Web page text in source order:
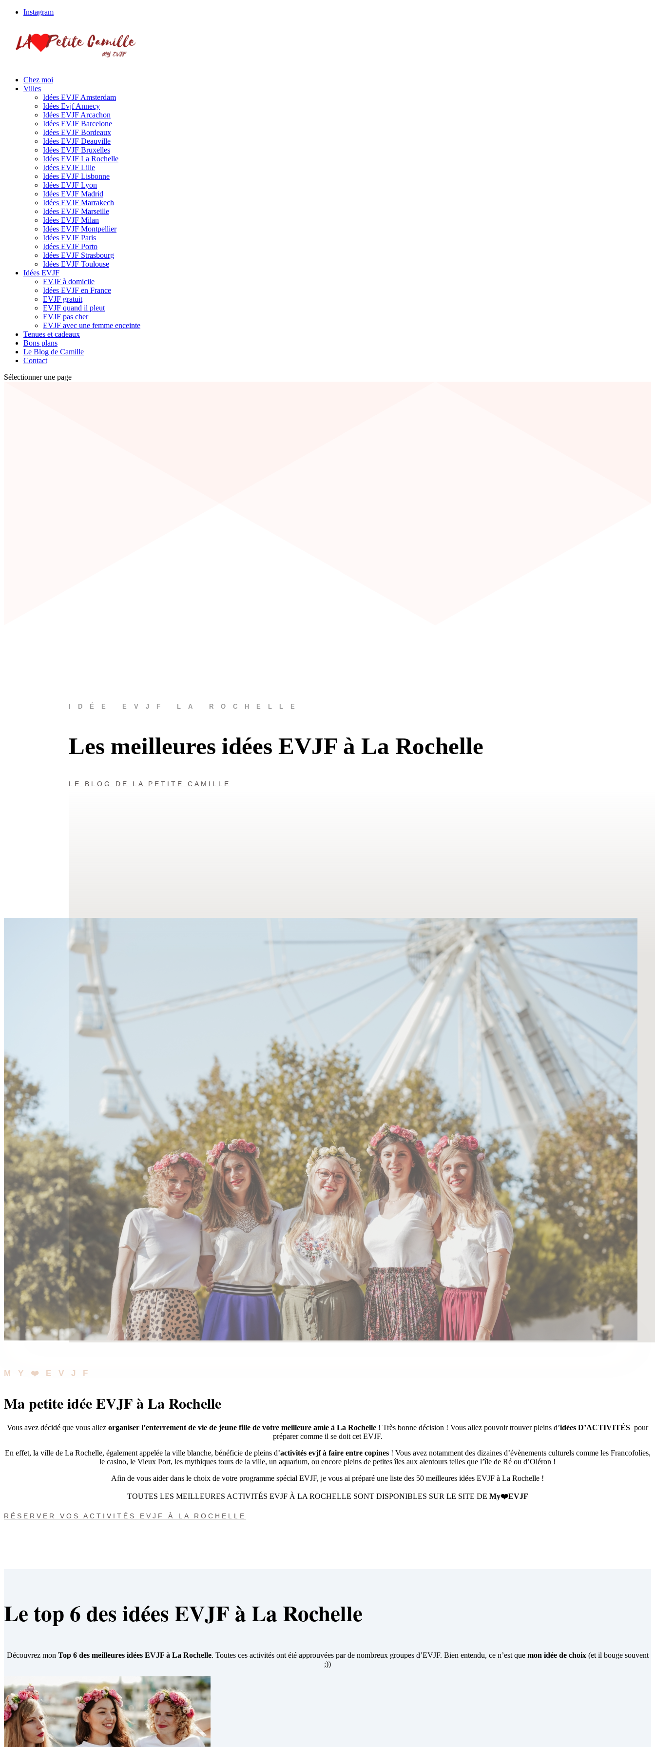
Instagram
Chez moi
Villes
Idées EVJF Amsterdam
Idées Evjf Annecy
Idées EVJF Arcachon
Idées EVJF Barcelone
Idées EVJF Bordeaux
Idées EVJF Deauville
Idées EVJF Bruxelles
Idées EVJF La Rochelle
Idées EVJF Lille
Idées EVJF Lisbonne
Idées EVJF Lyon
Idées EVJF Madrid
Idées EVJF Marrakech
Idées EVJF Marseille
Idées EVJF Milan
Idées EVJF Montpellier
Idées EVJF Paris
Idées EVJF Porto
Idées EVJF Strasbourg
Idées EVJF Toulouse
Idées EVJF
EVJF à domicile
Idées EVJF en France
EVJF gratuit
EVJF quand il pleut
EVJF pas cher
EVJF avec une femme enceinte
Tenues et cadeaux
Bons plans
Le Blog de Camille
Contact
Sélectionner une page
IDÉE EVJF LA ROCHELLE
Les meilleures idées EVJF à La Rochelle
LE BLOG DE LA PETITE CAMILLE
MY❤️EVJF
Ma petite idée EVJF à La Rochelle
Vous avez décidé que vous allez organiser l’enterrement de vie de jeune fille de votre meilleure amie à La Rochelle ! Très bonne décision ! Vous allez pouvoir trouver pleins d’idées D’ACTIVITÉS pour
préparer comme il se doit cet EVJF.
En effet, la ville de La Rochelle, également appelée la ville blanche, bénéficie de pleins d’activités evjf à faire entre copines! Vous avez notamment des dizaines d’évènements culturels comme les Francofolies,
le casino, le Vieux Port, les mythiques tours de la ville, un aquarium, ou encore pleins de petites îles aux alentours telles que l’île de Ré ou d’Oléron !
Afin de vous aider dans le choix de votre programme spécial EVJF, je vous ai préparé une liste des 50 meilleures idées EVJF à La Rochelle !
TOUTES LES MEILLEURES ACTIVITÉS EVJF À LA ROCHELLE SONT DISPONIBLES SUR LE SITE DE My❤️EVJF
RÉSERVER VOS ACTIVITÉS EVJF À LA ROCHELLE
Le top 6 des idées EVJF à La Rochelle
Découvrez mon Top 6 des meilleures idées EVJF à La Rochelle. Toutes ces activités ont été approuvées par de nombreux groupes d’EVJF. Bien entendu, ce n’est que mon idée de choix(et il bouge souvent
;))